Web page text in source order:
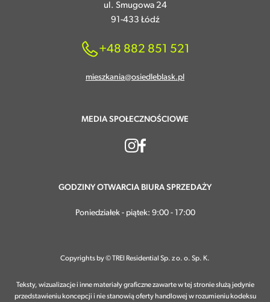
ul. Smugowa 24
91-433 Łódź
+48 882 851 521
mieszkania@osiedleblask.pl
GODZINY OTWARCIA BIURA SPRZEDAŻY
Poniedziałek - piątek: 9:00 - 17:00
MEDIA SPOŁECZNOŚCIOWE
Copyrights by © TREI Residential Sp. z o. o. Sp. K.
Teksty, wizualizacje i inne materiały graficzne zawarte w tej stronie służą jedynie
przedstawieniu koncepcji i nie stanowią oferty handlowej w rozumieniu kodeksu